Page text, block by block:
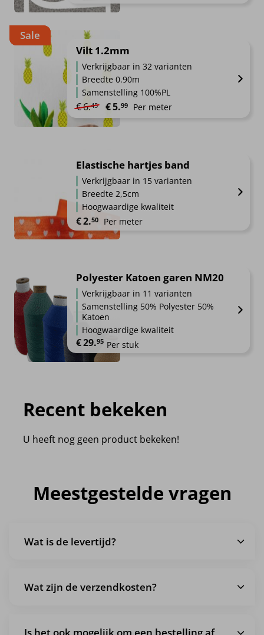
Sale
Vilt 1.2mm
Verkrijgbaar in 32 varianten
Breedte 0.90m
Samenstelling 100%PL
€6.45 Oorspronkelijke prijs was: €6.45.
€5.99 Huidige prijs is: €5.99.
Per meter
Elastische hartjes band
Verkrijgbaar in 15 varianten
Breedte 2,5cm
Hoogwaardige kwaliteit
€2.50 Per meter
Polyester Katoen garen NM20
Verkrijgbaar in 11 varianten
Samenstelling 50% Polyester 50%
Katoen
Hoogwaardige kwaliteit
€29.95 Per stuk
Recent bekeken
U heeft nog geen product bekeken!
Meestgestelde vragen
Wat is de levertijd?
Wat zijn de verzendkosten?